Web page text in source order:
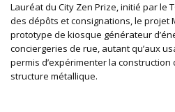
Lauréat du City Zen Prize, initié par le
des dépôts et consignations, le projet
prototype de kiosque générateur
conciergeries de rue, autant qu’aux
permis d’expérimenter la
structure métallique.